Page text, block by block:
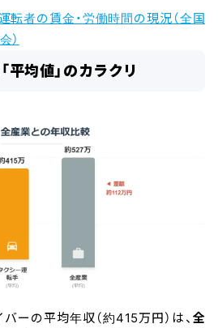
転者の賃金・労働時間の現況（全国
）
平均値」のカラクリ
ーの平均年収（約415万円）は、 全